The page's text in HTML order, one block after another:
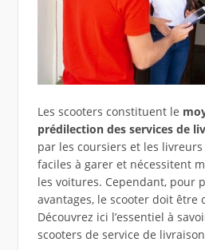
Les scooters constituent le
prédilection des services de
par les coursiers et les
faciles à garer et nécessitent
les voitures. Cependant, pour
avantages, le scooter doit être
Découvrez ici l’essentiel à
scooters de service de